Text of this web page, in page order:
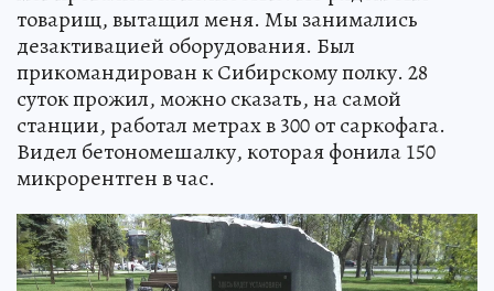
товарищ, вытащил меня. Мы занимались
дезактивацией оборудования. Был
прикомандирован к Сибирскому полку. 28
суток прожил, можно сказать, на самой
станции, работал метрах в 300 от саркофага.
Видел бетономешалку, которая фонила 150
микрорентген в час.